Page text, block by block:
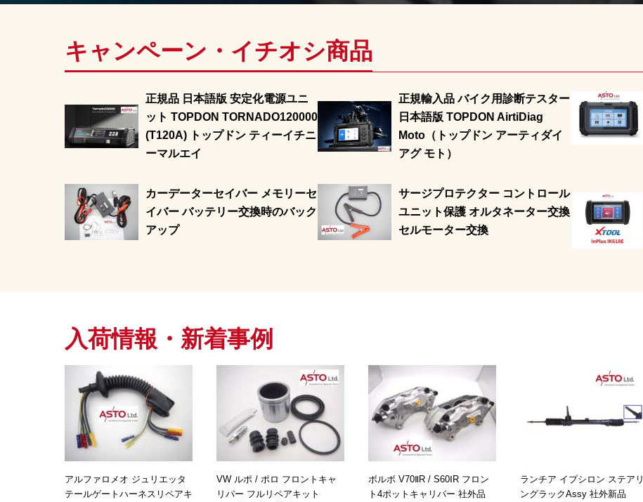
キャンペーン・イチオシ商品
正規品 日本語版 安定化電源ユニ
ット TOPDON TORNADO120000
(T120A) トップドン ティーイチニ
ーマルエイ
正規輸入品 バイク用診断テスター
日本語版 TOPDON AirtiDiag
Moto（トップドン アーティダイ
アグ モト）
カーデーターセイバー メモリーセ
イバー バッテリー交換時のバック
アップ
サージプロテクター コントロール
ユニット保護 オルタネーター交換
セルモーター交換
入荷情報・新着事例
アルファロメオ ジュリエッタ
テールゲートハーネスリペアキ
VW ルポ / ポロ フロントキャ
リパー フルリペアキット
ボルボ V70ⅡR / S60ⅠR フロン
ト4ポットキャリパー 社外品
ランチア イプシロン ステアリ
ングラックAssy 社外新品